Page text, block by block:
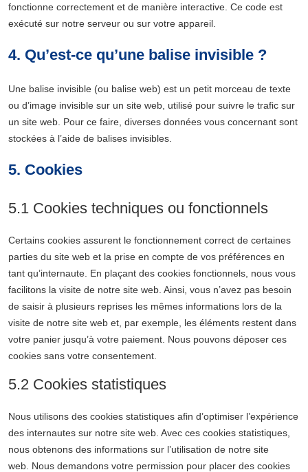
fonctionne correctement et de manière interactive. Ce code est
exécuté sur notre serveur ou sur votre appareil.
4. Qu’est-ce qu’une balise invisible ?
Une balise invisible (ou balise web) est un petit morceau de texte
ou d’image invisible sur un site web, utilisé pour suivre le trafic sur
un site web. Pour ce faire, diverses données vous concernant sont
stockées à l’aide de balises invisibles.
5. Cookies
5.1 Cookies techniques ou fonctionnels
Certains cookies assurent le fonctionnement correct de certaines
parties du site web et la prise en compte de vos préférences en
tant qu’internaute. En plaçant des cookies fonctionnels, nous vous
facilitons la visite de notre site web. Ainsi, vous n’avez pas besoin
de saisir à plusieurs reprises les mêmes informations lors de la
visite de notre site web et, par exemple, les éléments restent dans
votre panier jusqu’à votre paiement. Nous pouvons déposer ces
cookies sans votre consentement.
5.2 Cookies statistiques
Nous utilisons des cookies statistiques afin d’optimiser l’expérience
des internautes sur notre site web. Avec ces cookies statistiques,
nous obtenons des informations sur l’utilisation de notre site
web. Nous demandons votre permission pour placer des cookies